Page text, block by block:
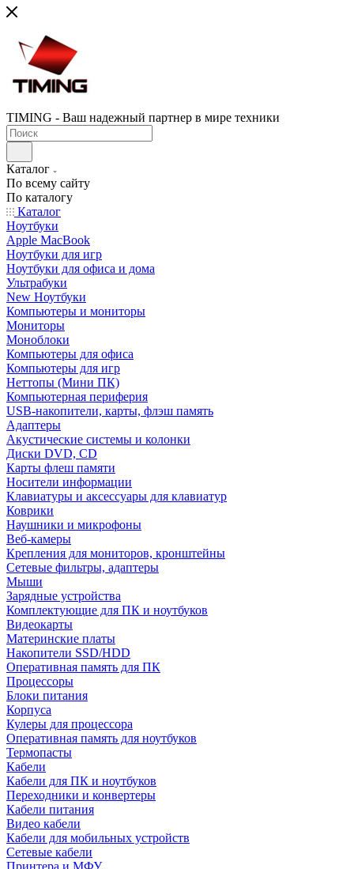
TIMING - Ваш надежный партнер в мире техники
Каталог
По всему сайту
По каталогу
Каталог
Ноутбуки
Apple MacBook
Ноутбуки для игр
Ноутбуки для офиса и дома
Ультрабуки
New Ноутбуки
Компьютеры и мониторы
Мониторы
Моноблоки
Компьютеры для офиса
Компьютеры для игр
Неттопы (Мини ПК)
Компьютерная периферия
USB-накопители, карты, флэш память
Адаптеры
Акустические системы и колонки
Диски DVD, CD
Карты флеш памяти
Носители информации
Клавиатуры и аксессуары для клавиатур
Коврики
Наушники и микрофоны
Веб-камеры
Крепления для мониторов, кронштейны
Сетевые фильтры, адаптеры
Мыши
Зарядные устройства
Комплектующие для ПК и ноутбуков
Видеокарты
Материнские платы
Накопители SSD/HDD
Оперативная память для ПК
Процессоры
Блоки питания
Корпуса
Кулеры для процессора
Оперативная память для ноутбуков
Термопасты
Кабели
Кабели для ПК и ноутбуков
Переходники и конвертеры
Кабели питания
Видео кабели
Кабели для мобильных устройств
Сетевые кабели
Принтера и МФУ